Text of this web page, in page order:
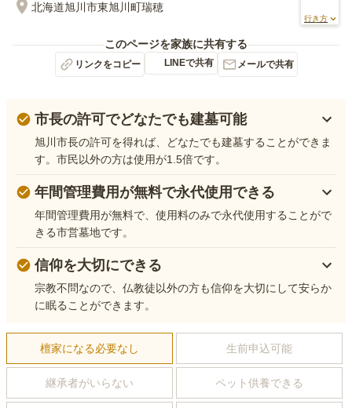
北海道旭川市東旭川町瑞穂
行き方
このページを家族に共有する
リンクをコピー LINEで共有 メールで共有
市長の許可でどなたでも建墓可能
旭川市長の許可を得れば、どなたでも建墓することができま
す。市民以外の方は使用が1.5倍です。
年間管理費用が無料で永代使用できる
年間管理費用が無料で、使用料のみで永代使用することがで
きる市営墓地です。
信仰を大切にできる
宗教不問なので、仏教徒以外の方も信仰を大切にして安らか
に眠ることができます。
檀家になる必要なし 生前申込可能
継承者がいらない ペット供養できる